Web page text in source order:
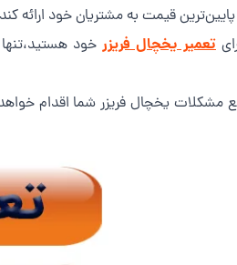
قیمت به مشتریان خود ارائه
تعمیر یخچال فریزرخود